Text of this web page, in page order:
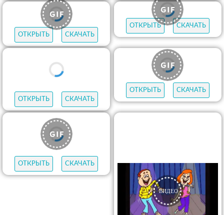
ОТКРЫТЬ СКАЧАТЬ ОТКРЫТЬ СКАЧАТЬ
ОТКРЫТЬ СКАЧАТЬ